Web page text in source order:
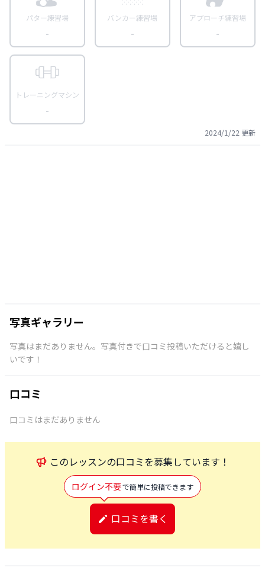
パター練習場
-
バンカー練習場
-
アプローチ練習場
-
トレーニングマシン
-
2024/1/22 更新
写真ギャラリー
写真はまだありません。写真付きで口コミ投稿いただけると嬉し
いです！
口コミ
口コミはまだありません
このレッスンの口コミを募集しています！
ログイン不要で簡単に投稿できます
口コミを書く